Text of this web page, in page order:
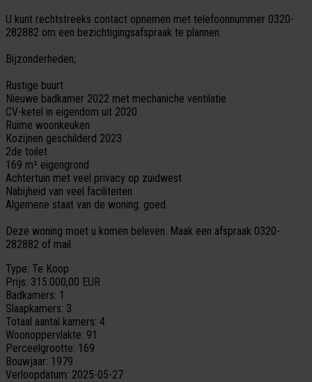
U kunt rechtstreeks contact opnemen met telefoonnummer 0320-
282882 om een bezichtigingsafspraak te plannen.
Bijzonderheden;
Rustige buurt
Nieuwe badkamer 2022 met mechaniche ventilatie
CV-ketel in eigendom uit 2020
Ruime woonkeuken
Kozijnen geschilderd 2023
2de toilet
169 m² eigengrond
Achtertuin met veel privacy op zuidwest
Nabijheid van veel faciliteiten
Algemene staat van de woning: goed.
Deze woning moet u komen beleven. Maak een afspraak 0320-
282882 of mail
Type: Te Koop
Prijs: 315.000,00 EUR
Badkamers: 1
Slaapkamers: 3
Totaal aantal kamers: 4
Woonoppervlakte: 91
Perceelgrootte: 169
Bouwjaar: 1979
Verloopdatum: 2025-05-27